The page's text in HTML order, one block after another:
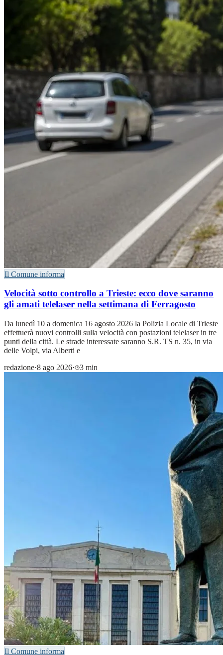
Il Comune informa
Velocità sotto controllo a Trieste: ecco dove saranno
gli amati telelaser nella settimana di Ferragosto
Da lunedì 10 a domenica 16 agosto 2026 la Polizia Locale di Trieste
effettuerà nuovi controlli sulla velocità con postazioni telelaser in tre
punti della città. Le strade interessate saranno S.R. TS n. 35, in via
delle Volpi, via Alberti e
redazione·8 ago 2026· 3 min
Il Comune informa